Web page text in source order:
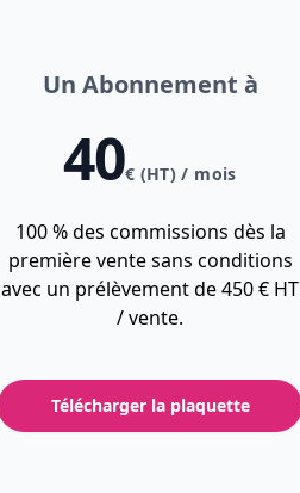
Un Abonnement à
40€ (HT) / mois
100 % des commissions dès la
première vente sans conditions
avec un prélèvement de 450 € HT
/ vente.
Télécharger la plaquette